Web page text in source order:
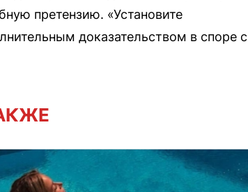
претензию. «Установите
доказательством в споре с